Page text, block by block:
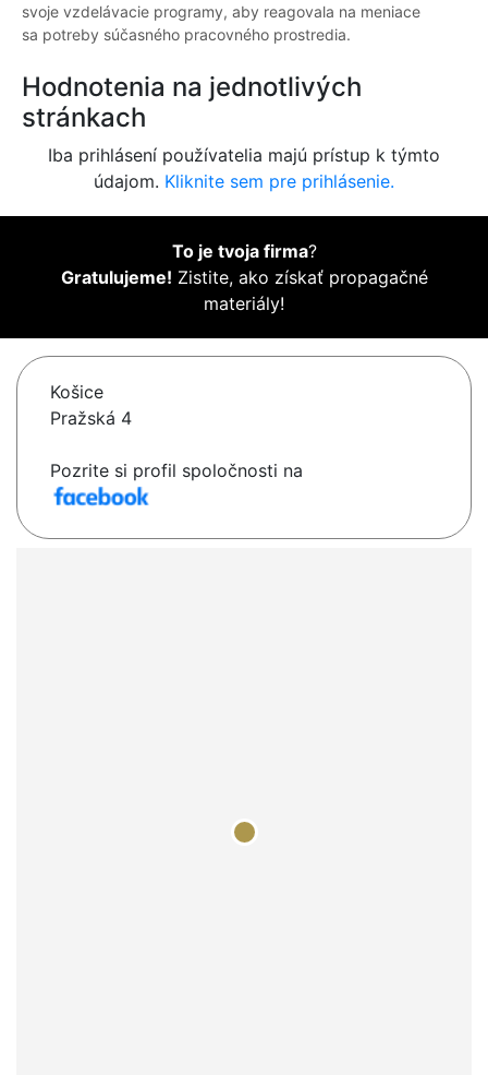
svoje vzdelávacie programy, aby reagovala na meniace
sa potreby súčasného pracovného prostredia.
Hodnotenia na jednotlivých
stránkach
Iba prihlásení používatelia majú prístup k týmto
údajom. Kliknite sem pre prihlásenie.
To je tvoja firma?
Gratulujeme! Zistite, ako získať propagačné
materiály!
Košice
Pražská 4
Pozrite si profil spoločnosti na